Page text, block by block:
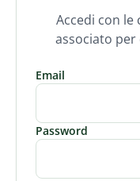
Accedi con
associato per
Email
Password